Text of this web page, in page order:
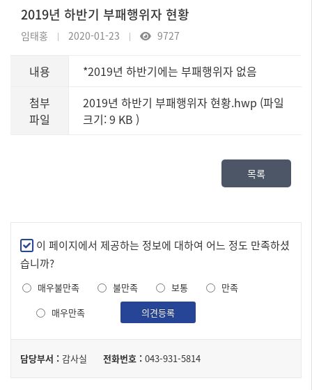
2019년 하반기 부패행위자 현황
임태홍 2020-01-23 9727
내용
*2019년 하반기에는 부패행위자 없음
첨부
파일
2019년 하반기 부패행위자 현황.hwp (파일
크기: 9 KB )
목록
만
족
도
조
이 페이지에서 제공하는 정보에 대하여 어느 정도 만족하셨
습니까?
매우불만족 불만족 보통
만족
매우만족
의견등록
담
당
담당부서 : 감사실 전화번호 : 043-931-5814